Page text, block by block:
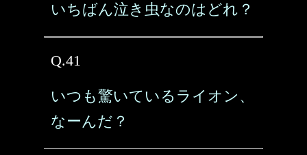
いちばん泣き虫なのはどれ？
Q.41
いつも驚いているライオン、
なーんだ？